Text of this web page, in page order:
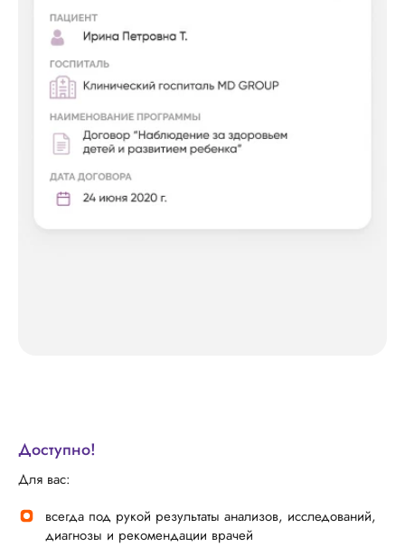
Доступно!
Для вас:
всегда под рукой результаты анализов, исследований,
диагнозы и рекомендации врачей